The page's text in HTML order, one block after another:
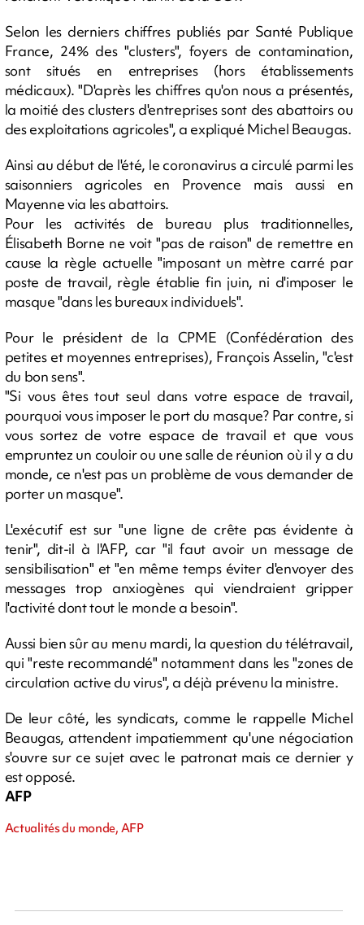
Selon les derniers chiffres publiés par Santé Publique
France, 24% des "clusters", foyers de contamination,
sont situés en entreprises (hors établissements
médicaux). "D'après les chiffres qu'on nous a présentés,
la moitié des clusters d'entreprises sont des abattoirs ou
des exploitations agricoles", a expliqué Michel Beaugas.
Ainsi au début de l'été, le coronavirus a circulé parmi les
saisonniers agricoles en Provence mais aussi en
Mayenne via les abattoirs.
Pour les activités de bureau plus traditionnelles,
Élisabeth Borne ne voit "pas de raison" de remettre en
cause la règle actuelle "imposant un mètre carré par
poste de travail, règle établie fin juin, ni d'imposer le
masque "dans les bureaux individuels".
Pour le président de la CPME (Confédération des
petites et moyennes entreprises), François Asselin, "c'est
du bon sens".
"Si vous êtes tout seul dans votre espace de travail,
pourquoi vous imposer le port du masque? Par contre, si
vous sortez de votre espace de travail et que vous
empruntez un couloir ou une salle de réunion où il y a du
monde, ce n'est pas un problème de vous demander de
porter un masque".
L'exécutif est sur "une ligne de crête pas évidente à
tenir", dit-il à l'AFP, car "il faut avoir un message de
sensibilisation" et "en même temps éviter d'envoyer des
messages trop anxiogènes qui viendraient gripper
l'activité dont tout le monde a besoin".
Aussi bien sûr au menu mardi, la question du télétravail,
qui "reste recommandé" notamment dans les "zones de
circulation active du virus", a déjà prévenu la ministre.
De leur côté, les syndicats, comme le rappelle Michel
Beaugas, attendent impatiemment qu'une négociation
s'ouvre sur ce sujet avec le patronat mais ce dernier y
est opposé.
AFP
Actualités du monde, AFP